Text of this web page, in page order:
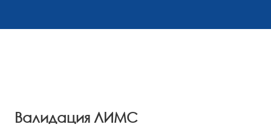
Валидация ЛИМС